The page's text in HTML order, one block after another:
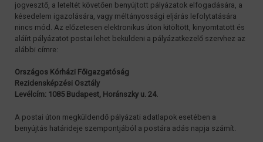
jogvesztő, a leteltét követően benyújtott pályázatok elfogadására, a
késedelem igazolására, vagy méltányossági eljárás lefolytatására
nincs mód. Az előzetesen elektronikus úton kitöltött, kinyomtatott és
aláírt pályázatot postai lehet beküldeni a pályázatkezelő szervhez az
alábbi címre:
Országos Kórházi Főigazgatóság
Rezidensképzési Osztály
Levélcím: 1085 Budapest, Horánszky u. 24.
A postai úton megküldendő pályázati adatlapok esetében a
benyújtás határideje szempontjából a postára adás napja számít.